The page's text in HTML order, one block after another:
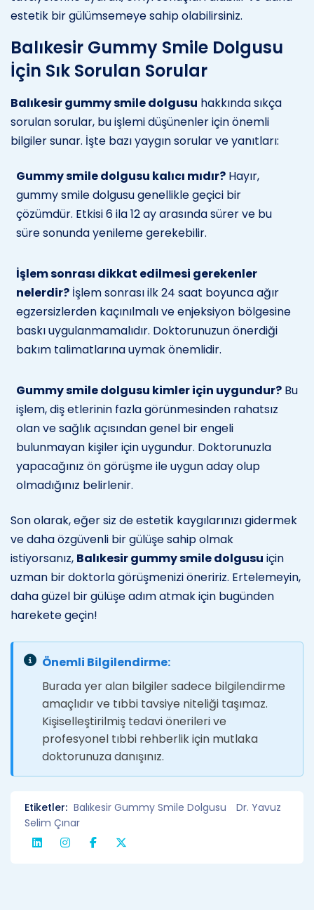
estetik bir gülümsemeye sahip olabilirsiniz.
Balıkesir Gummy Smile Dolgusu
İçin Sık Sorulan Sorular
Balıkesir gummy smile dolgusu hakkında sıkça
sorulan sorular, bu işlemi düşünenler için önemli
bilgiler sunar. İşte bazı yaygın sorular ve yanıtları:
Gummy smile dolgusu kalıcı mıdır? Hayır,
gummy smile dolgusu genellikle geçici bir
çözümdür. Etkisi 6 ila 12 ay arasında sürer ve bu
süre sonunda yenileme gerekebilir.
İşlem sonrası dikkat edilmesi gerekenler
nelerdir? İşlem sonrası ilk 24 saat boyunca ağır
egzersizlerden kaçınılmalı ve enjeksiyon bölgesine
baskı uygulanmamalıdır. Doktorunuzun önerdiği
bakım talimatlarına uymak önemlidir.
Gummy smile dolgusu kimler için uygundur? Bu
işlem, diş etlerinin fazla görünmesinden rahatsız
olan ve sağlık açısından genel bir engeli
bulunmayan kişiler için uygundur. Doktorunuzla
yapacağınız ön görüşme ile uygun aday olup
olmadığınız belirlenir.
Son olarak, eğer siz de estetik kaygılarınızı gidermek
ve daha özgüvenli bir gülüşe sahip olmak
istiyorsanız, Balıkesir gummy smile dolgusu için
uzman bir doktorla görüşmenizi öneririz. Ertelemeyin,
daha güzel bir gülüşe adım atmak için bugünden
harekete geçin!
Önemli Bilgilendirme:
Burada yer alan bilgiler sadece bilgilendirme
amaçlıdır ve tıbbi tavsiye niteliği taşımaz.
Kişiselleştirilmiş tedavi önerileri ve
profesyonel tıbbi rehberlik için mutlaka
doktorunuza danışınız.
Etiketler: Balıkesir Gummy Smile Dolgusu
Dr. Yavuz
Selim Çınar